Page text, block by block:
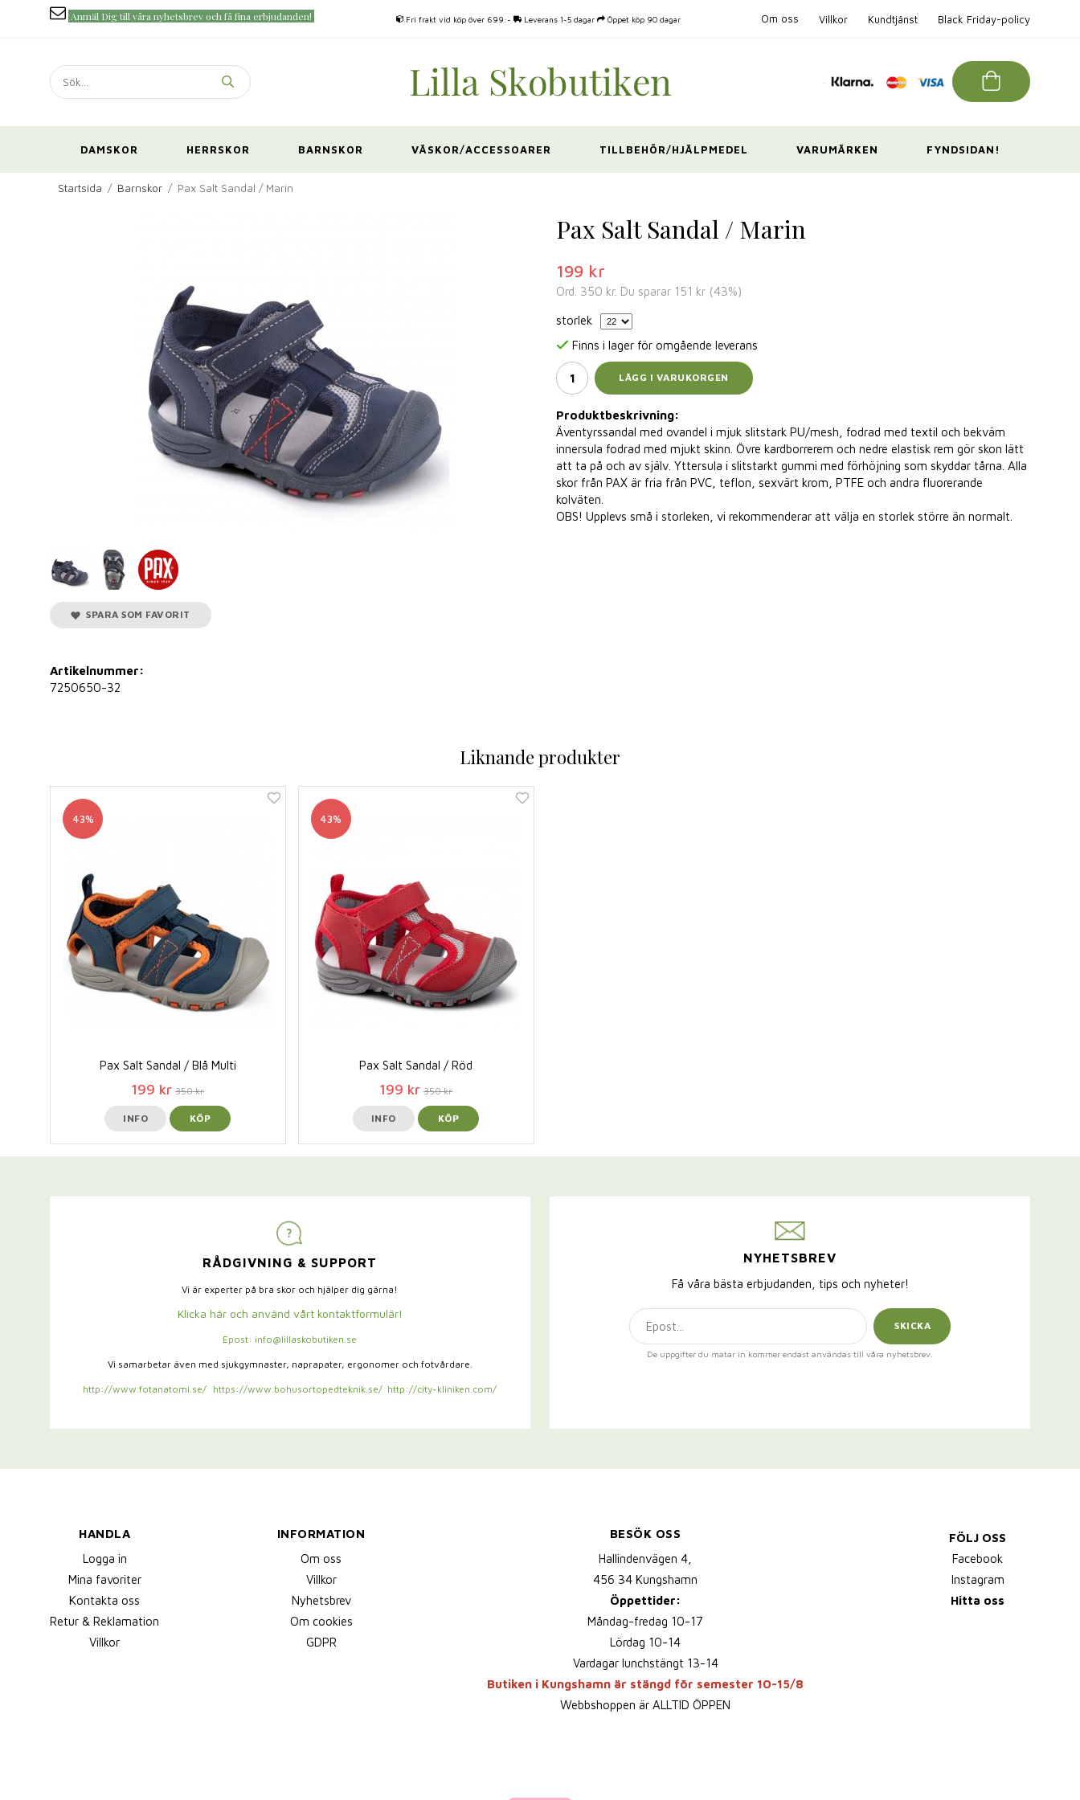
Anmäl Dig till våra nyhetsbrev och få fina erbjudanden! Fri frakt vid köp över 699:- Leverans 1-5 dagar Öppet köp 90 dagar Om oss Villkor Kundtjänst Black Friday-policy
DAMSKOR HERRSKOR BARNSKOR VÄSKOR/ACCESSOARER TILLBEHÖR/HJÄLPMEDEL VARUMÄRKEN FYNDSIDAN!
Startsida / Barnskor / Pax Salt Sandal / Marin
Pax Salt Sandal / Marin
199 kr
Ord. 350 kr. Du sparar 151 kr (43%)
storlek
Finns i lager för omgående leverans
LÄGG I VARUKORGEN
Produktbeskrivning:
Äventyrssandal med ovandel i mjuk slitstark PU/mesh, fodrad med textil och bekväm
innersula fodrad med mjukt skinn. Övre kardborrerem och nedre elastisk rem gör skon lätt
att ta på och av själv. Yttersula i slitstarkt gummi med förhöjning som skyddar tårna. Alla
skor från PAX är fria från PVC, teflon, sexvärt krom, PTFE och andra fluorerande
kolväten.
OBS! Upplevs små i storleken, vi rekommenderar att välja en storlek större än normalt.
SPARA SOM FAVORIT
Artikelnummer:
7250650-32
Liknande produkter
43%
Pax Salt Sandal / Blå Multi
199 kr 350 kr
INFO KÖP
43%
Pax Salt Sandal / Röd
199 kr 350 kr
INFO KÖP
RÅDGIVNING & SUPPORT
Vi är experter på bra skor och hjälper dig gärna!
Klicka här och använd vårt kontaktformulär!
Epost: info@lillaskobutiken.se
Vi samarbetar även med sjukgymnaster, naprapater, ergonomer och fotvårdare.
http://www.fotanatomi.se/ https://www.bohusortopedteknik.se/ http://city-kliniken.com/
NYHETSBREV
Få våra bästa erbjudanden, tips och nyheter!
SKICKA
De uppgifter du matar in kommer endast användas till våra nyhetsbrev.
HANDLA
Logga in
Mina favoriter
Kontakta oss
Retur & Reklamation
Villkor
INFORMATION
Om oss
Villkor
Nyhetsbrev
Om cookies
GDPR
BESÖK OSS
Hallindenvägen 4,
456 34 Kungshamn
Öppettider:
Måndag-fredag 10-17
Lördag 10-14
Vardagar lunchstängt 13-14
Butiken i Kungshamn är stängd för semester 10-15/8
Webbshoppen är ALLTID ÖPPEN
FÖLJ OSS
Facebook
Instagram
Hitta oss